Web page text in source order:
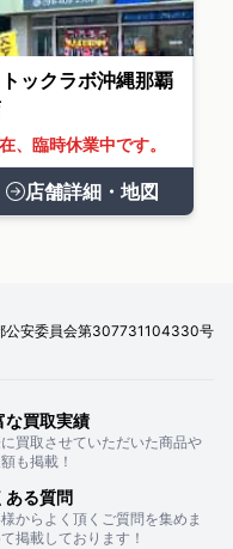
ックラボ沖縄那覇
、臨時休業中です。
店舗詳細・地図
安委員会第307731104330号
な買取実績
買取させていただいた商品や
も掲載！
ある質問
からよく頂くご質問を集めま
掲載しております！